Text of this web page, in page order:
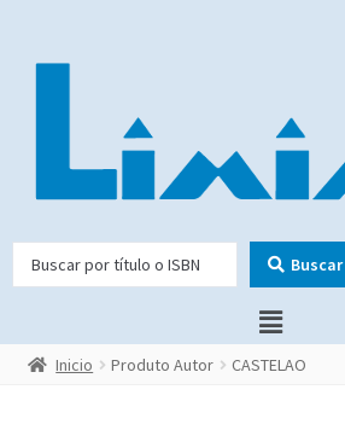
Buscar
Inicio Produto Autor CASTELAO